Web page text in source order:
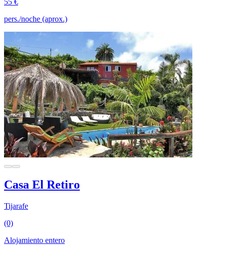
pers./noche (aprox.)
Casa El Retiro
Tijarafe
(0)
Alojamiento entero